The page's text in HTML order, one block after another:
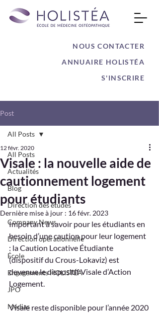
NOUS CONTACTER
ANNUAIRE HOLISTÉA
S'INSCRIRE
Post
All Posts
Actualités
Blog
Direction des études
Company News
Direction opérationnelle
École
Engagements HOLISTÉA
JPO
Médias
All Posts
Visale : la nouvelle aide de
cautionnement logement
pour étudiants
12 févr. 2020
Dernière mise à jour : 16 févr. 2023
Important à savoir pour les étudiants en
besoin d’une caution pour leur logement
: la Caution Locative Étudiante
(dispositif du Crous-Lokaviz) est
devenue le dispositif Visale d’Action
Logement.
Visale reste disponible pour l’année 2020